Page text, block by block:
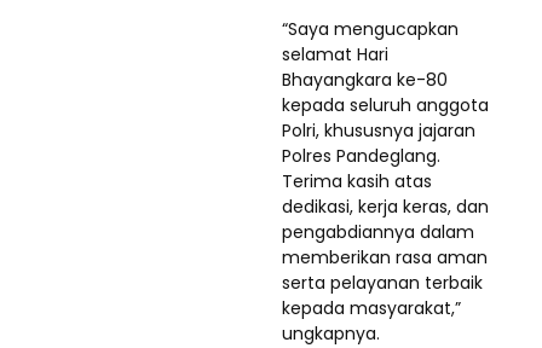
“Saya mengucapkan
selamat Hari
Bhayangkara ke-80
kepada seluruh anggota
Polri, khususnya jajaran
Polres Pandeglang.
Terima kasih atas
dedikasi, kerja keras, dan
pengabdiannya dalam
memberikan rasa aman
serta pelayanan terbaik
kepada masyarakat,”
ungkapnya.